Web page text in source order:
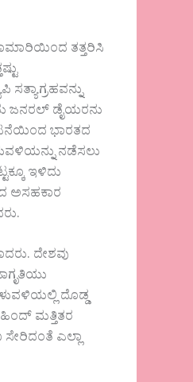
ತತ್ತರಿಸಿ
ಜನರಲ್ ಡೈಯರನು
ಭಾರತದ
ನಡೆಸಲು
ಇಳಿದು
ಅಸಹಕಾರ
ದೇಶವು
ದೊಡ್ಡ
ಮತ್ತಿತರ
ಎಲ್ಲಾ